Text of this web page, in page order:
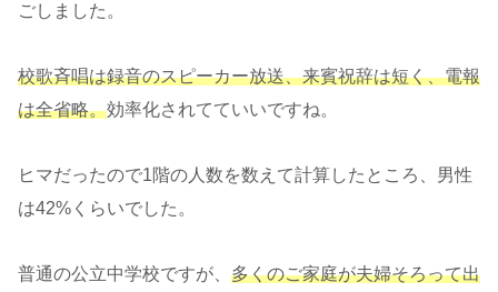
ごしました。
校歌斉唱は録音のスピーカー放送、来賓祝辞は短く、電報
は全省略。効率化されてていいですね。
ヒマだったので1階の人数を数えて計算したところ、男性
は42%くらいでした。
普通の公立中学校ですが、 多くのご家庭が夫婦そろって出